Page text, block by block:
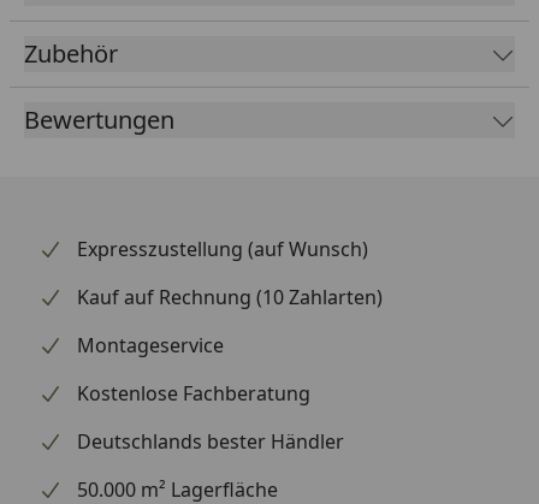
Umwälzleistung.
316 L
Anschluss
1"
Beleuchtung
Lumen, EEK A+, 1W
Trafo
12 VAC/3,25VA
Leistungsaufnahme
2,5 WATT
Zubehör
Bewertungen
Expresszustellung (auf Wunsch)
Kauf auf Rechnung (10 Zahlarten)
Montageservice
Kostenlose Fachberatung
Deutschlands bester Händler
50.000 m² Lagerfläche